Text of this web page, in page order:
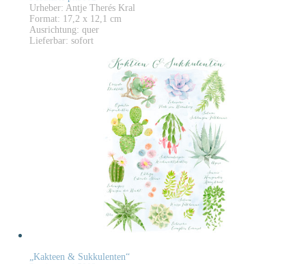
Urheber: Antje Therés Kral
Format: 17,2 x 12,1 cm
Ausrichtung: quer
Lieferbar: sofort
„Kakteen & Sukkulenten“